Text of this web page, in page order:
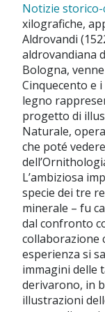
Notizie storico-
xilografiche,
Aldrovandi
aldrovandiana
Bologna,
Cinquecento e
legno
progetto di
Naturale,
che poté
L’ambiziosa
specie dei tre
minerale – fu
dal confronto
collaborazione
esperienza si
immagini delle
derivarono, in
illustrazioni